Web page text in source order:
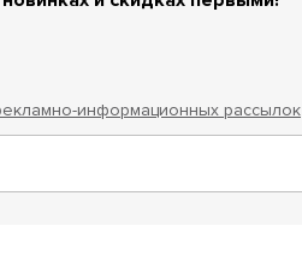
информационных рассылок